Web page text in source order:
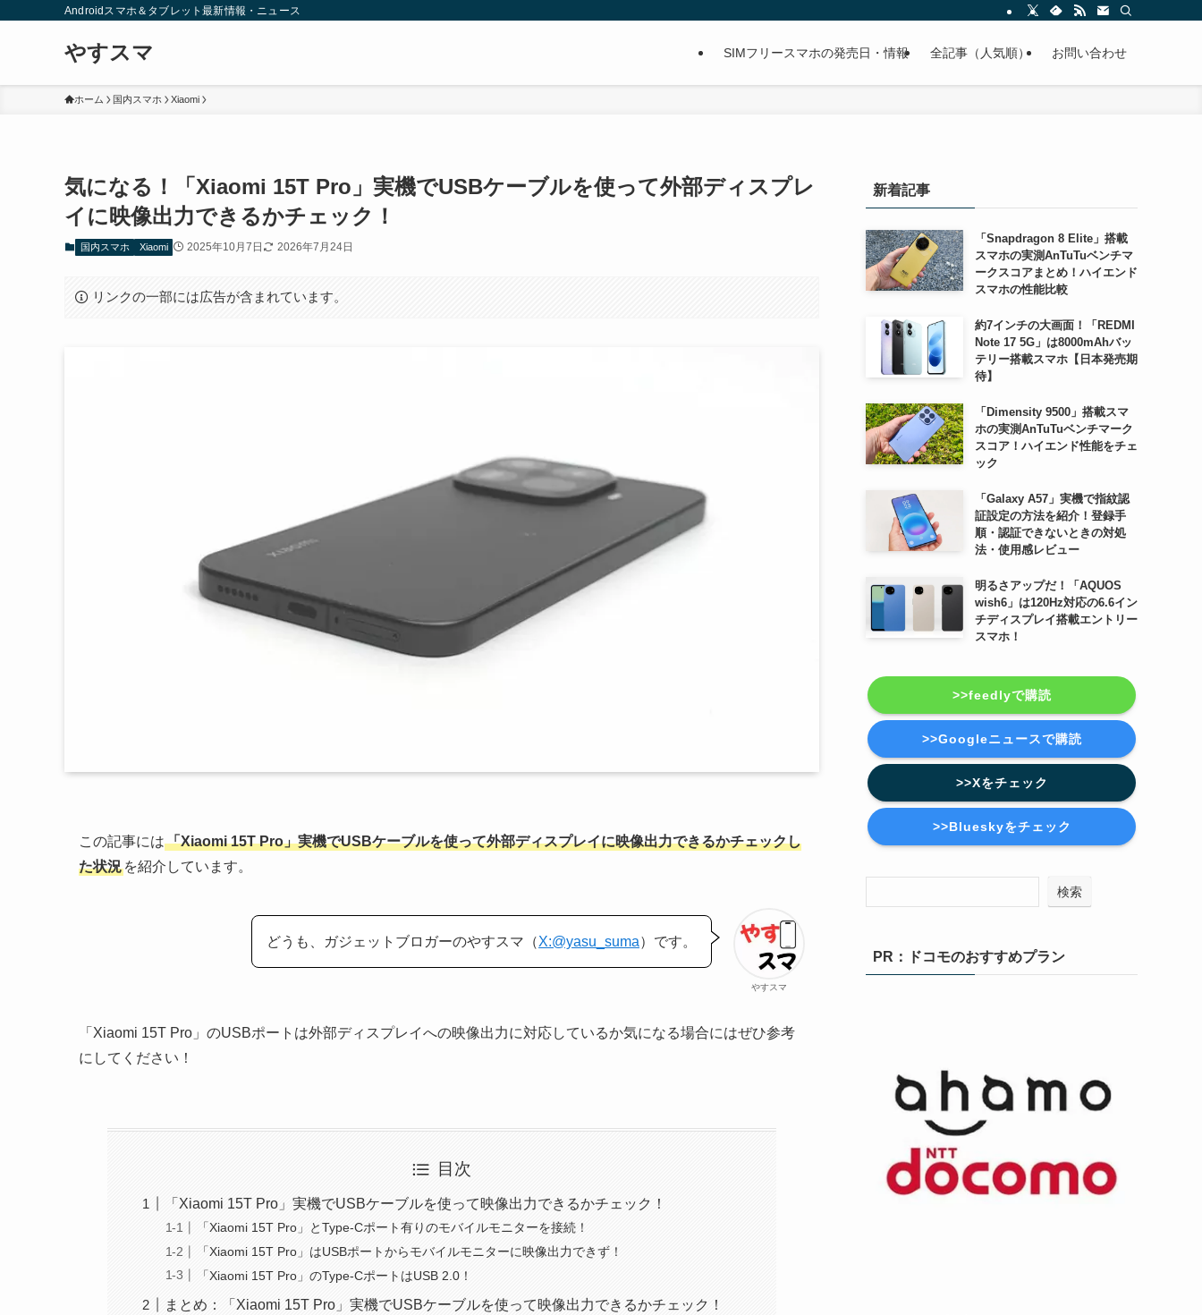
Androidスマホ＆タブレット最新情報・ニュース
やすスマ SIMフリースマホの発売日・情報 全記事（人気順） お問い合わせ
ホーム 国内スマホ Xiaomi
気になる！「Xiaomi 15T Pro」実機でUSBケーブルを使って外部ディスプレ
イに映像出力できるかチェック！
国内スマホ Xiaomi 2025年10月7日 2026年7月24日
リンクの一部には広告が含まれています。
この記事には「Xiaomi 15T Pro」実機でUSBケーブルを使って外部ディスプレイに映像出力できるかチェックし
た状況 を紹介しています。
やすスマ
どうも、ガジェットブロガーのやすスマ（X:@yasu_suma）です。
「Xiaomi 15T Pro」のUSBポートは外部ディスプレイへの映像出力に対応しているか気になる場合にはぜひ参考
にしてください！
目次
「Xiaomi 15T Pro」実機でUSBケーブルを使って映像出力できるかチェック！
「Xiaomi 15T Pro」とType-Cポート有りのモバイルモニターを接続！
「Xiaomi 15T Pro」はUSBポートからモバイルモニターに映像出力できず！
「Xiaomi 15T Pro」のType-CポートはUSB 2.0！
まとめ：「Xiaomi 15T Pro」実機でUSBケーブルを使って映像出力できるかチェック！
新着記事
「Snapdragon 8 Elite」搭載
スマホの実測AnTuTuベンチマ
ークスコアまとめ！ハイエンド
スマホの性能比較
約7インチの大画面！「REDMI
Note 17 5G」は8000mAhバッ
テリー搭載スマホ【日本発売期
待】
「Dimensity 9500」搭載スマ
ホの実測AnTuTuベンチマーク
スコア！ハイエンド性能をチェ
ック
「Galaxy A57」実機で指紋認
証設定の方法を紹介！登録手
順・認証できないときの対処
法・使用感レビュー
明るさアップだ！「AQUOS
wish6」は120Hz対応の6.6イン
チディスプレイ搭載エントリー
スマホ！
>>feedlyで購読
>>Googleニュースで購読
>>Xをチェック
>>Blueskyをチェック
検索
PR：ドコモのおすすめプラン